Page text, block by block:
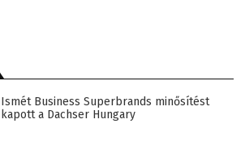
Ismét Business Superbrands minősítést
kapott a Dachser Hungary